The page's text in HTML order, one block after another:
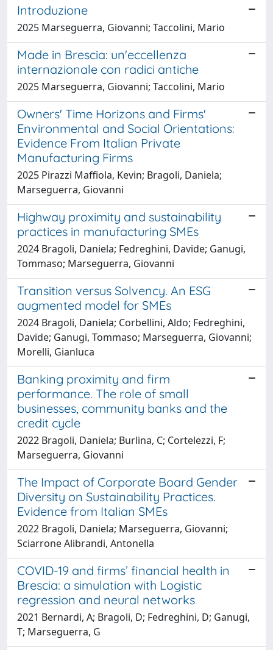
Introduzione
2025 Marseguerra, Giovanni; Taccolini, Mario
Made in Brescia: un'eccellenza
internazionale con radici antiche
2025 Marseguerra, Giovanni; Taccolini, Mario
Owners' Time Horizons and Firms'
Environmental and Social Orientations:
Evidence From Italian Private
Manufacturing Firms
2025 Pirazzi Maffiola, Kevin; Bragoli, Daniela;
Marseguerra, Giovanni
Highway proximity and sustainability
practices in manufacturing SMEs
2024 Bragoli, Daniela; Fedreghini, Davide; Ganugi,
Tommaso; Marseguerra, Giovanni
Transition versus Solvency. An ESG
augmented model for SMEs
2024 Bragoli, Daniela; Corbellini, Aldo; Fedreghini,
Davide; Ganugi, Tommaso; Marseguerra, Giovanni;
Morelli, Gianluca
Banking proximity and firm
performance. The role of small
businesses, community banks and the
credit cycle
2022 Bragoli, Daniela; Burlina, C; Cortelezzi, F;
Marseguerra, Giovanni
The Impact of Corporate Board Gender
Diversity on Sustainability Practices.
Evidence from Italian SMEs
2022 Bragoli, Daniela; Marseguerra, Giovanni;
Sciarrone Alibrandi, Antonella
COVID-19 and firms’ financial health in
Brescia: a simulation with Logistic
regression and neural networks
2021 Bernardi, A; Bragoli, D; Fedreghini, D; Ganugi,
T; Marseguerra, G